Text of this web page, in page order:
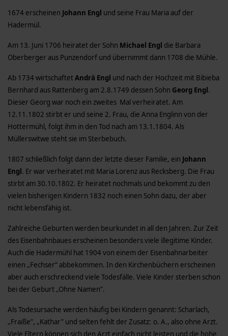
1674 erscheinen Johann Engl und seine Frau Maria auf der
Hadermül.
Am 13. Juni 1706 heiratet der Sohn Michael Engl die Barbara
Oberberger aus Punzendorf und übernimmt dann 1708 die Mühle.
Ab 1734 wirtschaftetAndrä Engl und nach der Hochzeit mit Bibieba
Bernhard aus Rattenberg am 2.8.1749 dessen Sohn Georg Engl.
Dieser Georg war noch ein zweites Mal verheiratet. Am
12.11.1802 stirbt er und seine 2. Frau, die Anna Englinn von der
Hottermühl, folgt ihm in den Tod nach am 13.1.1804. Als
Müllerswitwe steht sie im Sterbebuch.
1807 schließlich folgt dann der letzte dieser Familie, ein Johann
Engl. Er war verheiratet mit Maria Lorenz aus Recksberg. Die Frau
stirbt am 30.10.1802. Er heiratet nochmals und bekommt zu den
vielen bisherigen Kindern 1832 noch einen Sohn dazu, der aber
nicht lebensfähig ist.
Zahlreiche Geburten werden beurkundet in all den Jahren. Zur Zeit
des Eisenbahnbaues erscheinen besonders viele illegitime Kinder.
Auch die Hadermühl hat 1904 von einem der Eisenbahnarbeiter
einen „Fechser“ abbekommen. In den Kirchenbüchern erscheinen
aber auch erschreckend viele Todesfälle. Viele Kinder sterben schon
bei der Geburt „Ohne Namen”.
Als Todesursache werden häufig bei Kindern genannt: Scharlach,
„Fraiße”, „Kathar” und selten fehlt der Zusatz: o. A., also ohne Arzt.
Viele Eltern können sich den Arzt einfach nicht leisten und die hohe